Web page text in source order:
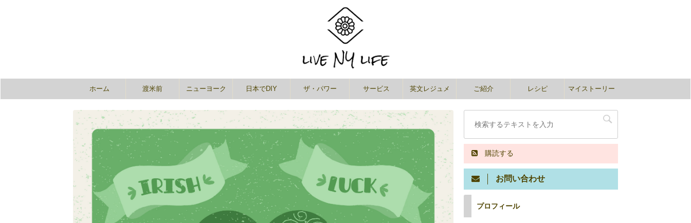
ホーム 渡米前 ニューヨーク 日本でDIY ザ・パワー サービス 英文レジュメ ご紹介 レシピ マイストーリー
購読する
お問い合わせ
プロフィール